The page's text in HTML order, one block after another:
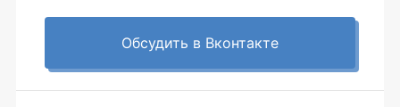
Обсудить в Вконтакте